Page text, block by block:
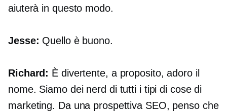
aiuterà in questo modo.
Jesse: Quello è buono.
Richard: È divertente, a proposito, adoro il
nome. Siamo dei nerd di tutti i tipi di cose di
marketing. Da una prospettiva SEO, penso che